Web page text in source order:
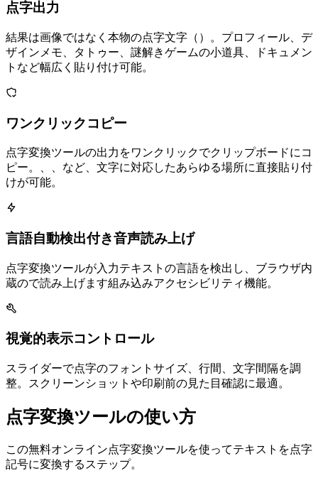
Unicode点字出力
結果は画像ではなく本物のUnicode点字文字（U+2800–U+28FF）。SNSプロフィール、デ
ザインメモ、タトゥー、謎解きゲームの小道具、ドキュメン
トなど幅広く貼り付け可能。
ワンクリックコピー
点字変換ツールの出力をワンクリックでクリップボードにコ
ピー。Word、Instagram、Discordなど、Unicode文字に対応したあらゆる場所に直接貼り付
けが可能。
言語自動検出付き音声読み上げ
点字変換ツールが入力テキストの言語を検出し、ブラウザ内
蔵のSpeech Synthesis APIで読み上げます — 組み込みアクセシビリティ機能。
視覚的表示コントロール
スライダーで点字のフォントサイズ、行間、文字間隔を調
整。スクリーンショットや印刷前の見た目確認に最適。
点字変換ツールの使い方
この無料オンライン点字変換ツールを使ってテキストを点字
記号に変換する3ステップ。